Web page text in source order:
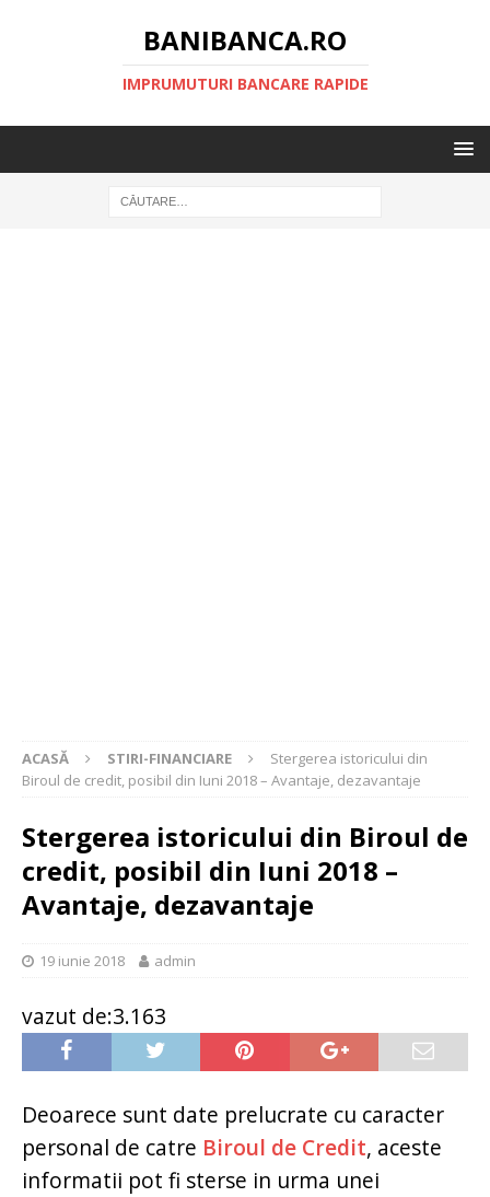
BANIBANCA.RO
IMPRUMUTURI BANCARE RAPIDE
ACASĂ STIRI-FINANCIARE
Stergerea istoricului din
Biroul de credit, posibil din Iuni 2018 – Avantaje, dezavantaje
Stergerea istoricului din Biroul de
credit, posibil din Iuni 2018 –
Avantaje, dezavantaje
19 iunie 2018 admin
vazut de:3.163
Deoarece sunt date prelucrate cu caracter
personal de catre Biroul de Credit, aceste
informatii pot fi sterse in urma unei